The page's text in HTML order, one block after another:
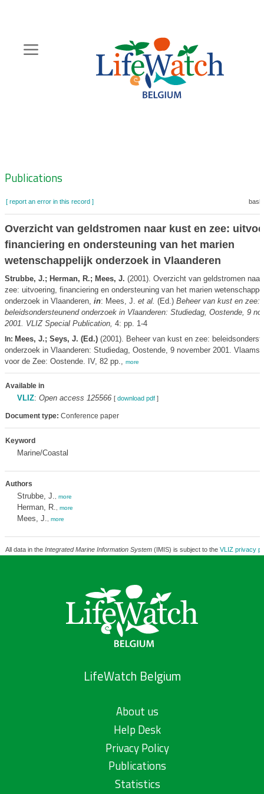
content
Zoeknavigatie
Publications
[ report an error in this record ]
Overzicht van geldstromen naar kust en zee:
financiering en ondersteuning van het marien
wetenschappelijk onderzoek in Vlaanderen
Strubbe, J.; Herman, R.; Mees, J. (2001). Overzicht van geldstromen
zee: uitvoering, financiering en ondersteuning van het marien
onderzoek in Vlaanderen, in: Mees, J. et al. (Ed.) Beheer van kust en zee:
beleidsondersteunend onderzoek in Vlaanderen: Studiedag, Oostende, 9
2001. VLIZ Special Publication, 4: pp. 1-4
In: Mees, J.; Seys, J. (Ed.)(2001). Beheer van kust en zee:
onderzoek in Vlaanderen: Studiedag, Oostende, 9 november 2001. Vlaams
voor de Zee: Oostende. IV, 82 pp., more
Available in
VLIZ: Open access 125566 [ download pdf]
Document type: Conference paper
Keyword
Marine/Coastal
Authors
Strubbe, J. more
Herman, R. more
Mees, J. more
All data in the Integrated Marine Information System(IMIS) is subject to the VLIZ privacy
LifeWatch Belgium
About us
Help Desk
Privacy Policy
Publications
Statistics